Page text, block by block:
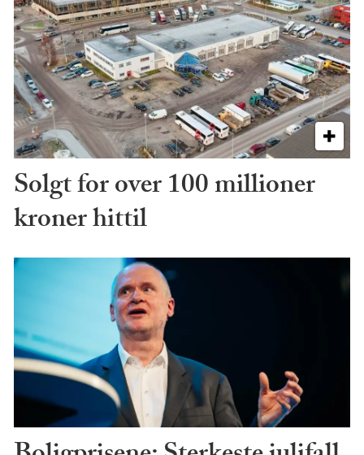
Solgt for over 100 millioner
kroner hittil